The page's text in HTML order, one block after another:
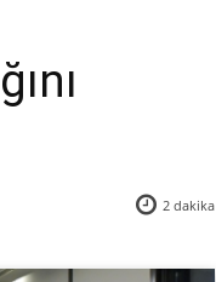
2 dakika